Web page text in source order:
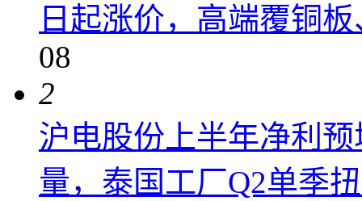
日起涨价，高端覆铜
08
2
沪电股份上半年净利
量，泰国工厂Q2单季